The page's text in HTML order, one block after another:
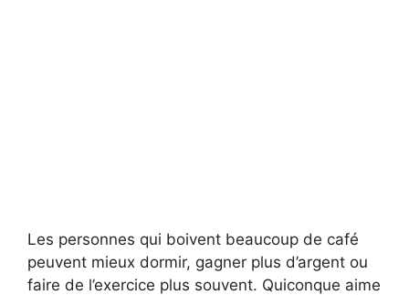
Les personnes qui boivent beaucoup de café
peuvent mieux dormir, gagner plus d’argent ou
faire de l’exercice plus souvent. Quiconque aime